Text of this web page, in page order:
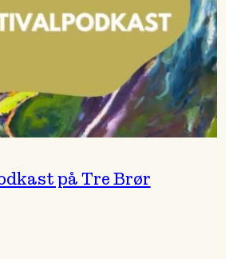
på Tre Brør